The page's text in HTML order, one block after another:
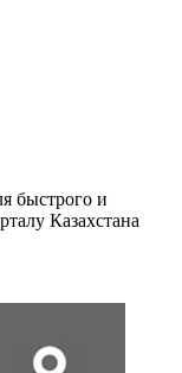
быстрого и
Казахстана